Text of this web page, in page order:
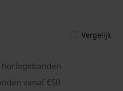
Vergelijk
vanaf €50